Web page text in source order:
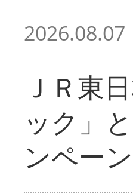
2026.08.07
ＪＲ東
ック」
ンペー